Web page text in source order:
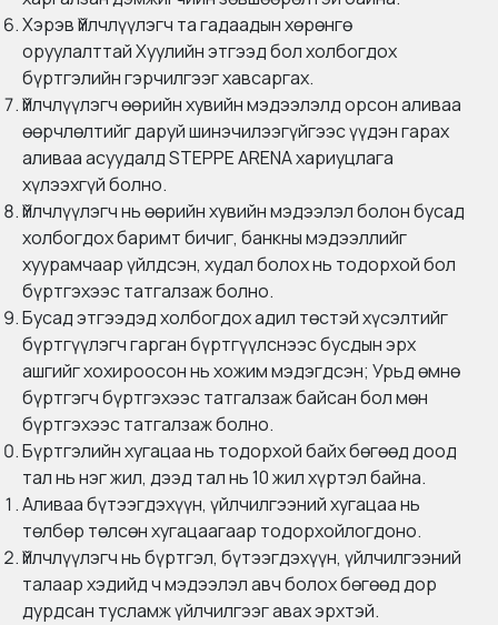
Хэрэв Үйлчлүүлэгч та гадаадын хөрөнгө
оруулалттай Хуулийн этгээд бол холбогдох
бүртгэлийн гэрчилгээг хавсаргах.
Үйлчлүүлэгч өөрийн хувийн мэдээлэлд орсон аливаа
өөрчлөлтийг даруй шинэчилээгүйгээс үүдэн гарах
аливаа асуудалд STEPPE ARENA хариуцлага
хүлээхгүй болно.
Үйлчлүүлэгч нь өөрийн хувийн мэдээлэл болон бусад
холбогдох баримт бичиг, банкны мэдээллийг
хуурамчаар үйлдсэн, худал болох нь тодорхой бол
бүртгэхээс татгалзаж болно.
Бусад этгээдэд холбогдох адил төстэй хүсэлтийг
бүртгүүлэгч гарган бүртгүүлснээс бусдын эрх
ашгийг хохироосон нь хожим мэдэгдсэн; Урьд өмнө
бүртгэгч бүртгэхээс татгалзаж байсан бол мөн
бүртгэхээс татгалзаж болно.
Бүртгэлийн хугацаа нь тодорхой байх бөгөөд доод
тал нь нэг жил, дээд тал нь 10 жил хүртэл байна.
Аливаа бүтээгдэхүүн, үйлчилгээний хугацаа нь
төлбөр төлсөн хугацаагаар тодорхойлогдоно.
Үйлчлүүлэгч нь бүртгэл, бүтээгдэхүүн, үйлчилгээний
талаар хэдийд ч мэдээлэл авч болох бөгөөд дор
дурдсан тусламж үйлчилгээг авах эрхтэй.